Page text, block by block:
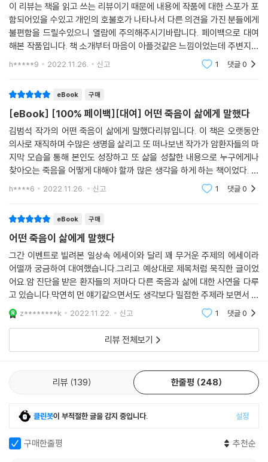
자식을 먼저 앞세우는 일은 부모로서 결코 담담해질 수 없는 일이다. 암 병
원에서도 이런 일은 드물지 않다. 암 환자라고 하면 나이 든 중년, 노년의
환자를 떠올리기 쉽지만 실제로 암은 나이를 가려 덮쳐오지는 않는다. 당
연히 어리고 젊은 암 환자들이 많고, 그중 에서는 완치되지 못하고 세상을
--- p.121
· 환자와 의사를 떠나 서로 다른 누군가를 온전히 이해한다는 것 자체가 본
디 불가능한 일이다. 어디까지나 ‘나의 경험을 바탕으로 너의 상황을 짐작
해보건대 너는 아마도 이럴 것이라고 짐작한다’는 선에 지나지 않는다. 본
질적으로 우리는 다른 사람들이고, 완벽히 같은 상황과 처지에서의 똑같은
경험을 한다는 것은 불가능하기에.
나도 때로는 파비우스와 같은 전략을 택한다. 암세포가 싸움을 걸어오는
것처럼 느껴질 때가 있는데, 그런 때에 종종 최대한 시간을 끌며 버틴다. 종
양의 크기가 어떻든 간에 장기의 기본적인 기능이 유지되도록 하는 데 집
중한다. 환자가 좀 더 오래 숨 쉴 수 있고 먹을 수 있고 아프지 않도록 만든
다. 정면승부를 피하고 버텨보는 식이다. (…) 이 같은 전략의 목적은 암이
자라는 것의 여부와 관계없이 일단 환자를 살아 있게 하는 것이다. 죽음이
예정되어 있기에 이 작전도 언젠가는 무의미해질 테지만 적어도 독한 항암
치료로 힘든 상황은 피할 수 있고 나름대로 삶의 질도 유지할 수 있는데다
가 버티면서 시간을 벌 수도 있다. 그렇게 벌어들인 시간으로 환자가 다른
항암치료 중단을 받아들이지 못하는 환자와 보호자를 설득하는 것은 시간
다. 항암치료도 하고 CT 검사도 하고 여러 의료 행위를 하면 병원에 수익
서 삶의 의미를 깨닫지 못한 채 10년만 더 살기만을 바라기도 한다. 칠순의
한 노인 환자는 그동안 해보지 못했던 것들을 해보며 일상의 소중함을 느
끼고, 또 다른 노인 환자는 의사도 모르게 ‘사후 뇌 기증’을 신청해놓고 떠
난다. 모두가 “앞으로 남은 날이 ○○ 정도 됩니다”라고 기대여명에 대해
듣지만 그 남은 시간을 채워가는 모습은 제각각이다.
의 태도를 묻는다. 이에 대해 저자는 “사람은 누구나 ‘주어진 삶을 얼마나
의미 있게 살아낼 것인가’라는 질문을 안고 태어난다. 일종의 숙제라면 숙
제이고, 우리는 모두 각자 나름의 숙제를 풀고 있는 셈이다. 물론 이 인생의
숙제를 풀든 풀지 않든, 어떻게 풀든 결국 죽는 순간 그 결과는 자신이 안아
드는 것일 테다. 기대여명을 알게 된다는 것은 마음 아픈 일이지만 조금 다
르게 생각해보면 특별한 보너스일지도 모른다. 보통은 자기가 얼마나 더
뭐라고 하는 사람은 없지만 빈칸으로 남겨두기에는 아쉬운 일이다”(62-
또한 환자가 종착역으로 가는 여정에는 환자만 있는 게 아니다. 그의 가족
이 함께다. 원발부위불명암을 앓는 남편이 완치되기까지 희망을 놓지 않고
서울과 부산을 오가던 아내가 있고, 폭력을 행사했던 아버지를 끝내 외면
하지 못해 혈연을 저주하면서도 마지막을 책임졌던 딸이 있다. 각자 암 투
병을 하고 있는 이혼한 부모를 돌보느라 병원과 일터를 전전하는 아들도
있으며, 암과 치매를 앓는 88세의 아버지를 모셔야 하는 예순에 가까운 딸
도 있다. 저자가 지켜본 환자의 가족들은 환자만큼이나 저마다의 선택과
환자와 그 가족의 모습은 우리에게서 멀리 있지 않다. 우리 역시 누군가의
부모이자 자식이고, 반려자이기 때문이다. 그렇기에 이들의 이야기는 가볍
그들의 마지막을 어떻게 함께해야 하는가를 생각해보게 만들며 또 다른 의
미에서 삶과 죽음에 대해 돌아보게 한다.
최선을 다하는 것이 과연 최선이었을까?
환자의 남은 삶과 죽음을 함께 고민하다
이 리뷰는 책을 읽고 쓰는 리뷰이기 때문에 내용에 작품에 대한 스포가 포
함되어있을 수있고 개인의 호불호가 나타나서 다른 의견을 가진 분들에게
불편함을 드릴수있으니 열람에 주의해주시기바랍니다. 페이백으로 대여
해본 작품입니다. 책 소개부터 마음이 아플것같은 느낌이었는데 주변지인
이 긴 질병으로 힘들어하는모습을 본 적이 있어서 그런지 삶과 죽음에 대
h*****9 2022.11.26. 신고 1 댓글0
eBook 구매
[eBook] [100% 페이백][대여] 어떤 죽음이 삶에게 말했다
김범석 작가의 어떤 죽음이 삶에게 말했다리뷰입니다. 이 책은 오랫동안
의사로 재직하며 수많은 생명을 살리고 또 떠나보낸 작가가 암환자들의 마
지막 모습을 통해 본인도 성장하고 또 삶을 성찰한 내용으로 누구에게나
찾아오는 죽음을 어떻게 대해야 할까 많은 생각을 하게 하는 책이었다. 각
기 다른 사람들이 다른 방식으로 죽음을 대하는 예를 보면서 나는 같은 상
h****6 2022.11.26. 신고 1 댓글0
eBook 구매
어떤 죽음이 삶에게 말했다
그간 이벤트로 빌려본 일상속 에세이와 달리 꽤 무거운 주제의 에세이라
어떨까 궁금하여 대여했습니다.그리고 예상대로 제목처럼 묵직한 글이었
어요.암 진단을 받은 환자들의 저마다 다른 죽음과 삶에 대한 사연을 다루
고 있습니다.막연히 먼 얘기같으면서도 생각보다 밀접한 주제라 보면서 많
을 생각을 하게 했습니다.공감이 되는 부분도 있었구요.죽음에 대한 준비
를 하면서 앞으로의
z********k 2022.11.22. 신고 1 댓글0
리뷰 전체보기
리뷰 139 한줄평 248
클린봇이 부적절한 글을 감지 중입니다. 설정
구매한줄평 추천순